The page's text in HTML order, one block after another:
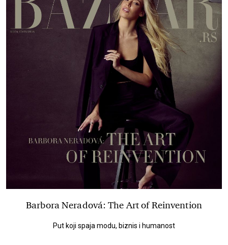
Barbora Neradová: The Art of Reinvention
Put koji spaja modu, biznis i humanost